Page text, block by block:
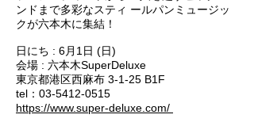
ンドまで多彩なスティ ールパンミュージッ
クが六本木に集結！
日にち : 6月1日 (日)
会場 : 六本木SuperDeluxe
東京都港区西麻布 3-1-25 B1F
tel：03-5412-0515
https://www.super-deluxe.com/